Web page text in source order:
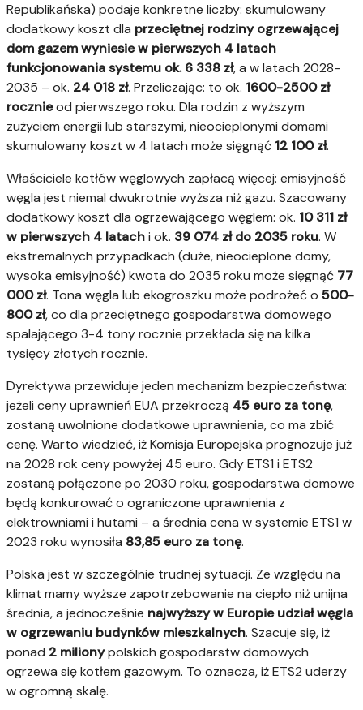
Republikańska) podaje konkretne liczby: skumulowany
dodatkowy koszt dla przeciętnej rodziny ogrzewającej
dom gazem wyniesie w pierwszych 4 latach
funkcjonowania systemu ok. 6 338 zł, a w latach 2028-
2035 – ok. 24 018 zł. Przeliczając: to ok. 1600-2500 zł
rocznieod pierwszego roku. Dla rodzin z wyższym
zużyciem energii lub starszymi, nieocieplonymi domami
skumulowany koszt w 4 latach może sięgnąć 12 100 zł.
Właściciele kotłów węglowych zapłacą więcej: emisyjność
węgla jest niemal dwukrotnie wyższa niż gazu. Szacowany
dodatkowy koszt dla ogrzewającego węglem: ok. 10 311 zł
w pierwszych 4 latachi ok. 39 074 zł do 2035 roku. W
ekstremalnych przypadkach (duże, nieocieplone domy,
wysoka emisyjność) kwota do 2035 roku może sięgnąć 77
000 zł. Tona węgla lub ekogroszku może podrożeć o 500-
800 zł, co dla przeciętnego gospodarstwa domowego
spalającego 3-4 tony rocznie przekłada się na kilka
tysięcy złotych rocznie.
Dyrektywa przewiduje jeden mechanizm bezpieczeństwa:
jeżeli ceny uprawnień EUA przekroczą 45 euro za tonę,
zostaną uwolnione dodatkowe uprawnienia, co ma zbić
cenę. Warto wiedzieć, iż Komisja Europejska prognozuje już
na 2028 rok ceny powyżej 45 euro. Gdy ETS1 i ETS2
zostaną połączone po 2030 roku, gospodarstwa domowe
będą konkurować o ograniczone uprawnienia z
elektrowniami i hutami – a średnia cena w systemie ETS1 w
2023 roku wynosiła 83,85 euro za tonę.
Polska jest w szczególnie trudnej sytuacji. Ze względu na
klimat mamy wyższe zapotrzebowanie na ciepło niż unijna
średnia, a jednocześnie najwyższy w Europie udział węgla
w ogrzewaniu budynków mieszkalnych. Szacuje się, iż
ponad 2 milionypolskich gospodarstw domowych
ogrzewa się kotłem gazowym. To oznacza, iż ETS2 uderzy
w ogromną skalę.